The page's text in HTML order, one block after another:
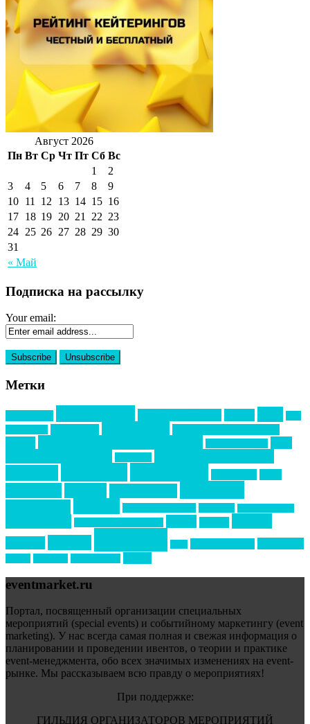
Август 2026
Пн Вт Ср Чт Пт Сб Вс
« Май
1
2
3
4 5 6 7 8
9
10 11 12 13 14 15 16
17 18 19 20 21 22 23
24 25 26 27 28 29 30
31
Подписка на рассылку
Your email:
Метки
eventmarket.ru
Портал, посвященный организации специальных
мероприятий (special events) и событийному маркетингу (event
marketing). У нас всегда самая полная и свежая информация о
планировании и проведении ивентов, о теории и практике
event-менеджмента, обо всех значимых изменениях на event-
рынке. Мы рассказываем всю правду о мероприятиях!
При поддержке:
ГИЛЬДИЯ ОРГАНИЗАТОРОВ МЕРОПРИЯТИЙ